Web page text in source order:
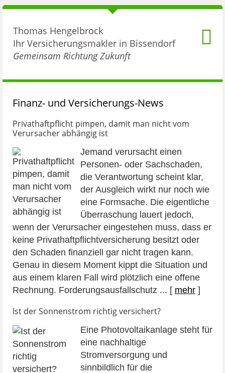
Thomas Hengelbrock
Ihr Versicherungsmakler in Bissendorf
Gemeinsam Richtung Zukunft
Finanz- und Versicherungs-News
Privathaftpflicht pimpen, damit man nicht vom
Verursacher abhängig ist
Jemand verursacht einen
Personen- oder Sachschaden,
die Verantwortung scheint klar,
der Ausgleich wirkt nur noch wie
eine Formsache. Die eigentliche
Überraschung lauert jedoch,
wenn der Verursacher eingestehen muss, dass er
keine Privathaftpflichtversicherung besitzt oder
den Schaden finanziell gar nicht tragen kann.
Genau in diesem Moment kippt die Situation und
aus einem klaren Fall wird plötzlich eine offene
Rechnung. Forderungsausfallschutz ... [ mehr ]
Ist der Sonnenstrom richtig versichert?
Eine Photovoltaikanlage steht für
eine nachhaltige
Stromversorgung und
sinnbildlich für die
Datenschutzerklärung